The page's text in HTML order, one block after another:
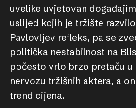
uvelike uvjetovan
uslijed kojih je tržište
Pavlovljev refleks, pa se
politička nestabilnost na
počesto vrlo brzo pretaču u
nervozu tržišnih aktera, a
trend cijena.